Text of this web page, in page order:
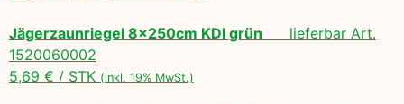
Jägerzaunriegel 8x250cm KDI grün lieferbar Art.
1520060002
5,69 € / STK (inkl. 19% MwSt.)